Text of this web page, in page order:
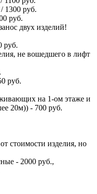
1300 руб.
руб.
двух изделий!
руб.
не вошедшего в лифт
руб.
на 1-ом этаже и
20м)) - 700 руб.
стоимости изделия, но
- 2000 руб.,